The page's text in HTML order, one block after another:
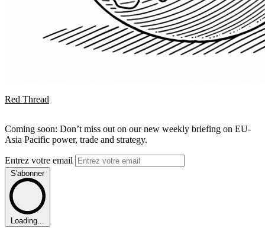
Red Thread
Coming soon: Don’t miss out on our new weekly briefing on EU-
Asia Pacific power, trade and strategy.
Entrez votre email
S'abonner
Loading...